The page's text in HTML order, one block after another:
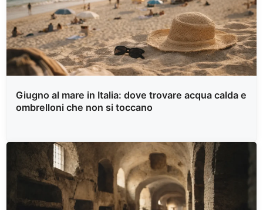
Giugno al mare in Italia: dove trovare acqua calda e
ombrelloni che non si toccano